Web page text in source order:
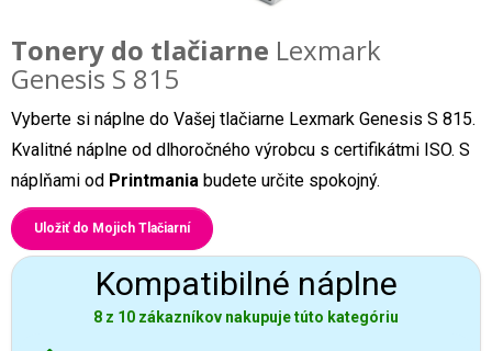
Tonery do tlačiarne Lexmark
Genesis S 815
Vyberte si náplne do Vašej tlačiarne Lexmark Genesis S 815.
Kvalitné náplne od dlhoročného výrobcu s certifikátmi ISO. S
náplňami od Printmania budete určite spokojný.
Uložiť do Mojich Tlačiarní
Kompatibilné náplne
8 z 10 zákazníkov nakupuje túto kategóriu